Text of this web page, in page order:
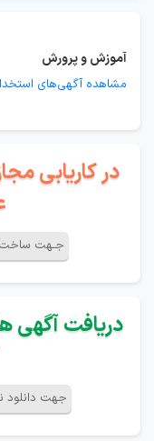
آموزش و پرورش
مشاهده آگهی‌های
در کاریابی
جـهت ساخت
دریافت آگهی
جهت دانلود